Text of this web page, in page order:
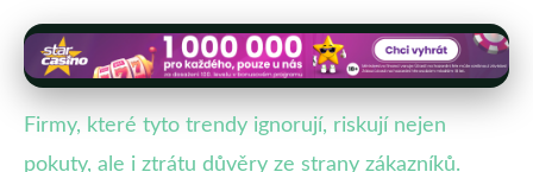
Firmy, které tyto trendy ignorují, riskují nejen
pokuty, ale i ztrátu důvěry ze strany zákazníků.